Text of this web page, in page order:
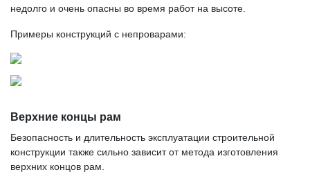
недолго и очень опасны во время работ на высоте.
Примеры конструкций с непроварами:
Верхние концы рам
Безопасность и длительность эксплуатации строительной
конструкции также сильно зависит от метода изготовления
верхних концов рам.